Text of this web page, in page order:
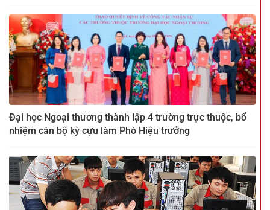
Đại học Ngoại thương thành lập 4 trường trực thuộc, bổ
nhiệm cán bộ kỳ cựu làm Phó Hiệu trưởng